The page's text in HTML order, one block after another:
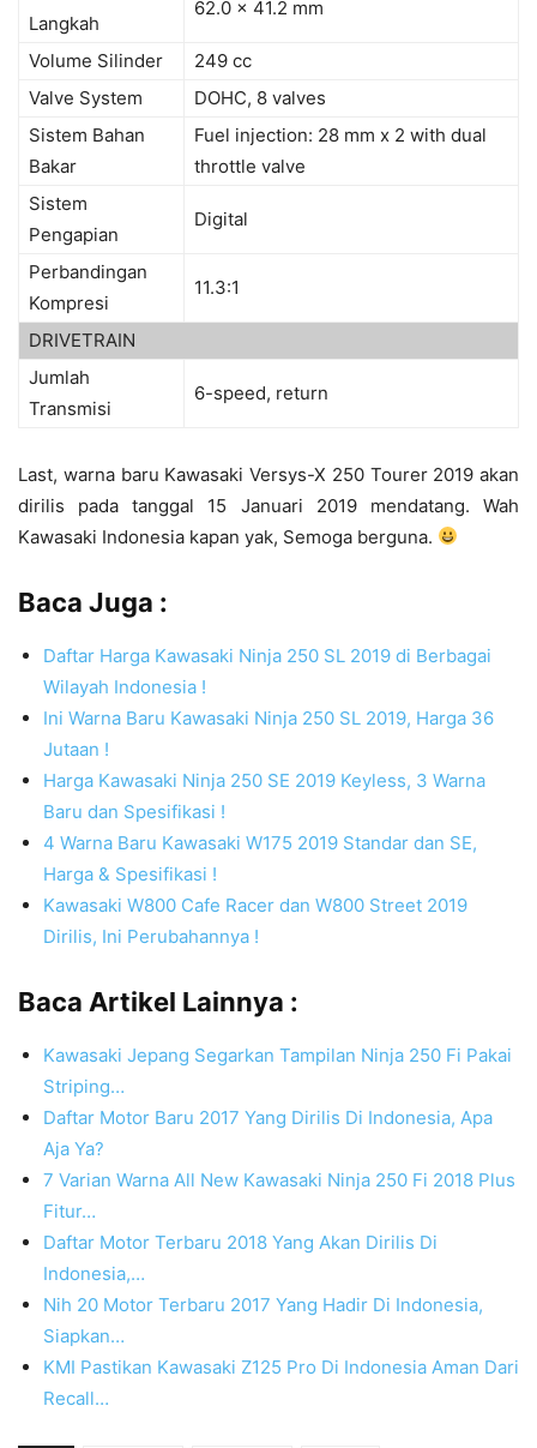
Langkah
62.0 x 41.2 mm
Volume Silinder
249 cc
Valve System
DOHC, 8 valves
Sistem Bahan
Bakar
Fuel injection: 28 mm x 2 with dual
throttle valve
Sistem
Pengapian
Digital
Perbandingan
Kompresi
11.3:1
DRIVETRAIN
Jumlah
Transmisi
6-speed, return
Last, warna baru Kawasaki Versys-X 250 Tourer 2019 akan
dirilis pada tanggal 15 Januari 2019 mendatang. Wah
Kawasaki Indonesia kapan yak, Semoga berguna.
Baca Juga :
Daftar Harga Kawasaki Ninja 250 SL 2019 di Berbagai
Wilayah Indonesia !
Ini Warna Baru Kawasaki Ninja 250 SL 2019, Harga 36
Jutaan !
Harga Kawasaki Ninja 250 SE 2019 Keyless, 3 Warna
Baru dan Spesifikasi !
4 Warna Baru Kawasaki W175 2019 Standar dan SE,
Harga & Spesifikasi !
Kawasaki W800 Cafe Racer dan W800 Street 2019
Dirilis, Ini Perubahannya !
Baca Artikel Lainnya :
Kawasaki Jepang Segarkan Tampilan Ninja 250 Fi Pakai
Striping…
Daftar Motor Baru 2017 Yang Dirilis Di Indonesia, Apa
Aja Ya?
7 Varian Warna All New Kawasaki Ninja 250 Fi 2018 Plus
Fitur…
Daftar Motor Terbaru 2018 Yang Akan Dirilis Di
Indonesia,…
Nih 20 Motor Terbaru 2017 Yang Hadir Di Indonesia,
Siapkan…
KMI Pastikan Kawasaki Z125 Pro Di Indonesia Aman Dari
Recall…